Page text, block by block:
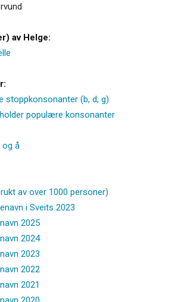
av Helge:
stoppkonsonanter (b, d, g)
populære konsonanter
og å
av over 1000 personer)
i Sveits 2023
2025
2024
2023
2022
2021